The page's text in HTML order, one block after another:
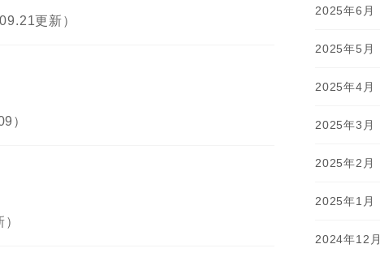
更新）
）
2025年6月
2025年5月
2025年4月
2025年3月
2025年2月
2025年1月
2024年12月